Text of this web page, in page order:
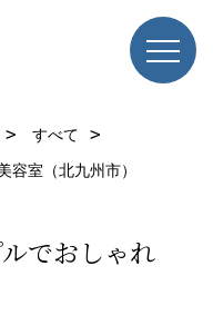
すべて
容室（北九州市）
でおしゃれ